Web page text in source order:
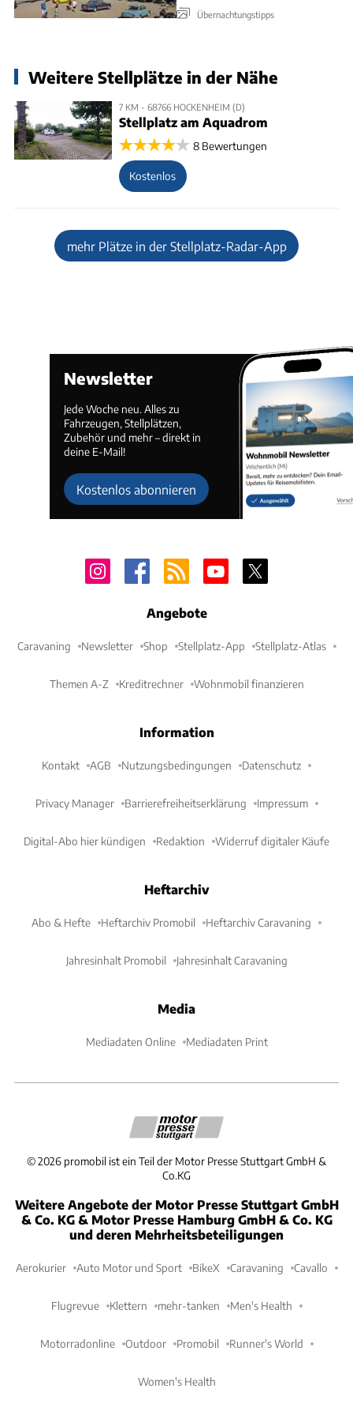
Übernachtungstipps
Weitere Stellplätze in der Nähe
7 KM - 68766 HOCKENHEIM (D)
Stellplatz am Aquadrom
8 Bewertungen
Kostenlos
mehr Plätze in der Stellplatz-Radar-App
Newsletter
Jede Woche neu. Alles zu
Fahrzeugen, Stellplätzen,
Zubehör und mehr – direkt in
deine E-Mail!
Kostenlos abonnieren
Angebote
Caravaning Newsletter Shop Stellplatz-App Stellplatz-Atlas
Themen A-Z Kreditrechner Wohnmobil finanzieren
Information
Kontakt AGB Nutzungsbedingungen Datenschutz
Privacy Manager Barrierefreiheitserklärung Impressum
Digital-Abo hier kündigen Redaktion Widerruf digitaler Käufe
Heftarchiv
Abo & Hefte Heftarchiv Promobil Heftarchiv Caravaning
Jahresinhalt Promobil Jahresinhalt Caravaning
Media
Mediadaten Online Mediadaten Print
©2026 promobil ist ein Teil der Motor Presse Stuttgart GmbH &
Co.KG
Weitere Angebote der Motor Presse Stuttgart GmbH
& Co. KG & Motor Presse Hamburg GmbH & Co. KG
und deren Mehrheitsbeteiligungen
Aerokurier Auto Motor und Sport BikeX Caravaning Cavallo
Flugrevue Klettern mehr-tanken Men's Health
Motorradonline Outdoor Promobil Runner's World
Women's Health